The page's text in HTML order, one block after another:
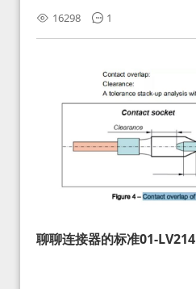
16298 1
聊聊连接器的标准01-LV214